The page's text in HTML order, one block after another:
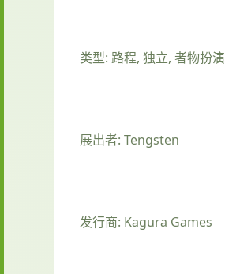
类型: 路程, 独立, 者物扮演
展出者: Tengsten
发行商: Kagura Games